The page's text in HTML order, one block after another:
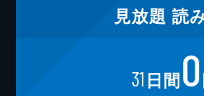
見放題 読
31 日間0